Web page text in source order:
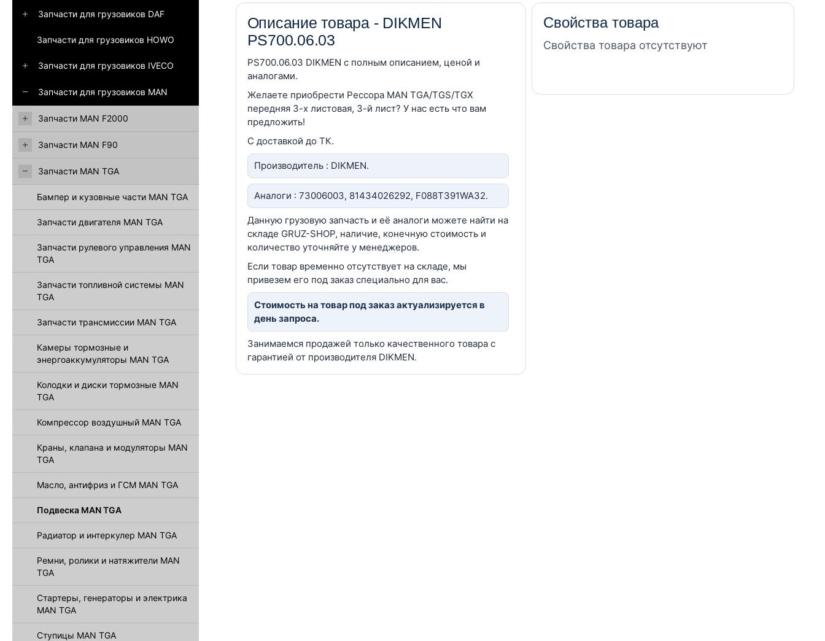
Запчасти для грузовиков DAF
Запчасти для грузовиков HOWO
Запчасти для грузовиков IVECO
Запчасти для грузовиков MAN
Запчасти MAN F2000
Запчасти MAN F90
Запчасти MAN TGA
Бампер и кузовные части MAN TGA
Запчасти двигателя MAN TGA
Запчасти рулевого управления MAN
TGA
Запчасти топливной системы MAN
TGA
Запчасти трансмиссии MAN TGA
Камеры тормозные и
энергоаккумуляторы MAN TGA
Колодки и диски тормозные MAN
TGA
Компрессор воздушный MAN TGA
Краны, клапана и модуляторы MAN
TGA
Масло, антифриз и ГСМ MAN TGA
Подвеска MAN TGA
Радиатор и интеркулер MAN TGA
Ремни, ролики и натяжители MAN
TGA
Стартеры, генераторы и электрика
MAN TGA
Ступицы MAN TGA
Описание товара - DIKMEN
PS700.06.03
PS700.06.03 DIKMEN c полным описанием, ценой и
аналогами.
Желаете приобрести Рессора MAN TGA/TGS/TGX
передняя 3-х листовая, 3-й лист? У нас есть что вам
предложить!
С доставкой до ТК.
Производитель : DIKMEN.
Аналоги : 73006003, 81434026292, F088T391WA32.
Данную грузовую запчасть и её аналоги можете найти на
складе GRUZ-SHOP, наличие, конечную стоимость и
количество уточняйте у менеджеров.
Если товар временно отсутствует на складе, мы
привезем его под заказ специально для вас.
Стоимость на товар под заказ актуализируется в
день запроса.
Занимаемся продажей только качественного товара с
гарантией от производителя DIKMEN.
Свойства товара
Свойства товара отсутствуют